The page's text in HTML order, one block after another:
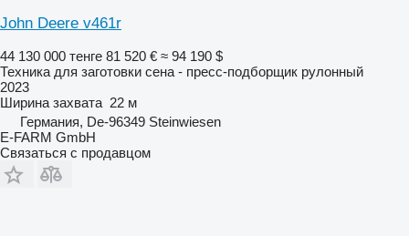
John Deere v461r
44 130 000 тенге 81 520 € ≈ 94 190 $
Техника для заготовки сена - пресс-подборщик рулонный
2023
Ширина захвата 22 м
Германия, De-96349 Steinwiesen
E-FARM GmbH
Связаться с продавцом